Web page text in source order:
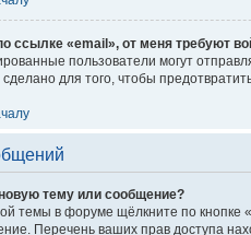
ссылке «email», от меня требуют
пользователи могут
для того, чтобы
тему или сообщение?
темы в форуме щёлкните по
Перечень ваших прав доступа